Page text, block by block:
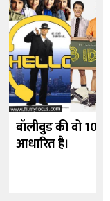
बॉलीवुड की वो 10
आधारित है।